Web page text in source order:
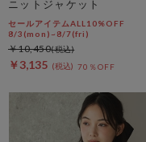
ニットジャケット
セールアイテムALL10%OFF
8/3(mon)~8/7(fri)
￥3,135 70％OFF
￥10,450